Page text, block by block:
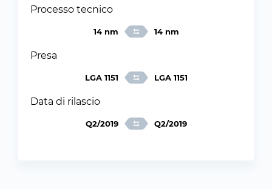
Processo tecnico
14 nm 14 nm
Presa
LGA 1151 LGA 1151
Data di rilascio
Q2/2019 Q2/2019